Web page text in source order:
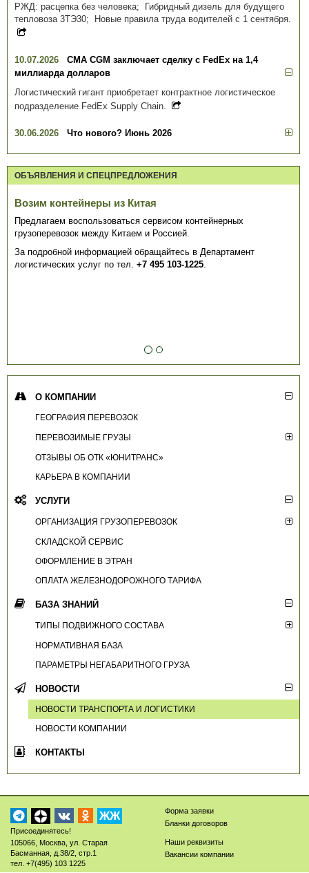
РЖД: расцепка без человека; Гибридный дизель для будущего
тепловоза 3ТЭ30; Новые правила труда водителей с 1 сентября.
10.07.2026
CMA CGM заключает сделку с FedEx на 1,4
миллиарда долларов
Логистический гигант приобретает контрактное логистическое
подразделение FedEx Supply Chain.
30.06.2026 Что нового? Июнь 2026
ОБЪЯВЛЕНИЯ И СПЕЦПРЕДЛОЖЕНИЯ
Возим контейнеры из Китая
Предлагаем воспользоваться сервисом контейнерных
грузоперевозок между Китаем и Россией.
За подробной информацией обращайтесь в Департамент
логистических услуг по тел. +7 495 103-1225
О КОМПАНИИ
ГЕОГРАФИЯ ПЕРЕВОЗОК
ПЕРЕВОЗИМЫЕ ГРУЗЫ
ОТЗЫВЫ ОБ ОТК «ЮНИТРАНС»
КАРЬЕРА В КОМПАНИИ
УСЛУГИ
ОРГАНИЗАЦИЯ ГРУЗОПЕРЕВОЗОК
СКЛАДСКОЙ СЕРВИС
ОФОРМЛЕНИЕ В ЭТРАН
ОПЛАТА ЖЕЛЕЗНОДОРОЖНОГО ТАРИФА
БАЗА ЗНАНИЙ
ТИПЫ ПОДВИЖНОГО СОСТАВА
НОРМАТИВНАЯ БАЗА
ПАРАМЕТРЫ НЕГАБАРИТНОГО ГРУЗА
НОВОСТИ
НОВОСТИ ТРАНСПОРТА И ЛОГИСТИКИ
НОВОСТИ КОМПАНИИ
КОНТАКТЫ
ЖЖ
Присоединятесь!
Форма заявки
Бланки договоров
105066 Москва ул. Старая
Басманная, д.38/2, стр.1
тел. +7(495) 103 1225
Наши реквизиты
Вакансии компании